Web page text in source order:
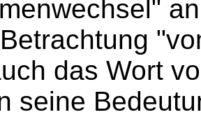
das Wort
seine